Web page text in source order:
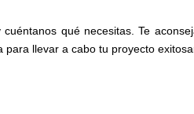
cuéntanos qué necesitas. Te
para llevar a cabo tu proyecto